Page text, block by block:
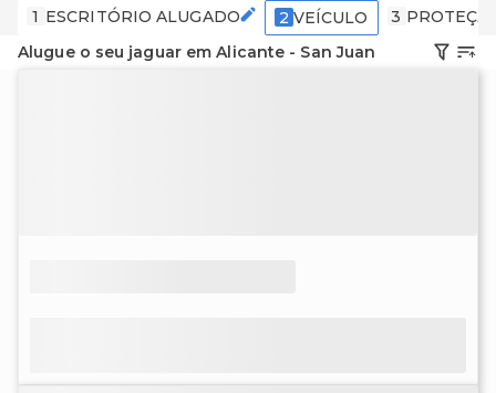
1 ESCRITÓRIO ALUGADO 2 VEÍCULO 3
Alugue o seu jaguar em Alicante - San Juan